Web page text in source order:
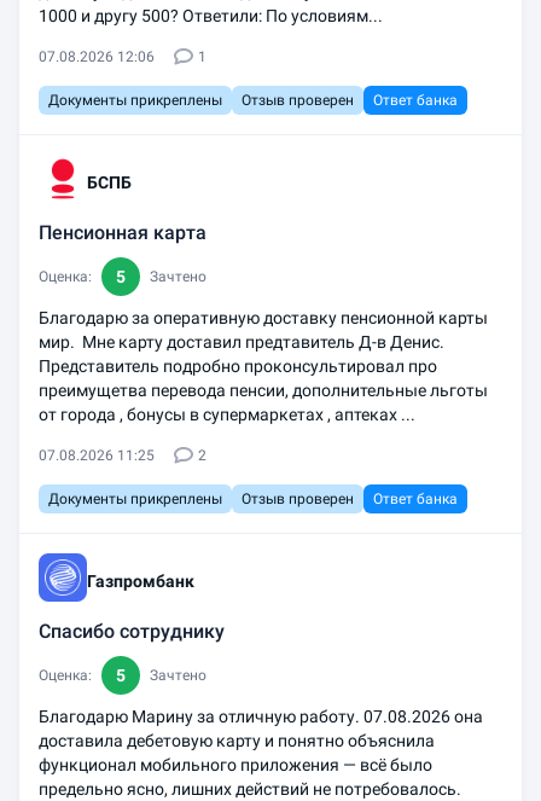
1000 и другу 500? Ответили: По условиям...
07.08.2026 12:06 1
Документы прикреплены Отзыв проверен Ответ банка
Пенсионная карта
БСПБ
Оценка: 5 Зачтено
Благодарю за оперативную доставку пенсионной карты
мир. Мне карту доставил предтавитель Д-в Денис.
Представитель подробно проконсультировал про
преимущетва перевода пенсии, дополнительные льготы
от города , бонусы в супермаркетах , аптеках ...
07.08.2026 11:25 2
Документы прикреплены Отзыв проверен Ответ банка
Спасибо сотруднику
Газпромбанк
Оценка: 5 Зачтено
Благодарю Марину за отличную работу. 07.08.2026 она
доставила дебетовую карту и понятно объяснила
функционал мобильного приложения — всё было
предельно ясно, лишних действий не потребовалось.